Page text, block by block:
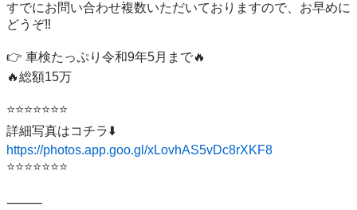
すでにお問い合わせ複数いただいておりますので、お早めに
どうぞ‼️
👉 車検たっぷり令和9年5月まで🔥
🔥総額15万
⭐️⭐️⭐️⭐️⭐️⭐️⭐️
https://photos.app.goo.gl/xLovhAS5vDc8rXKF8
⭐️⭐️⭐️⭐️⭐️⭐️⭐️
⸻